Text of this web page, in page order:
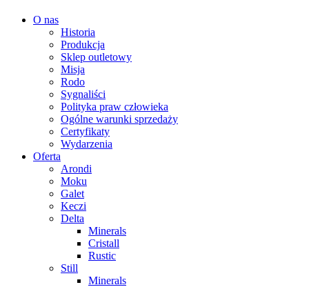
O nas
Historia
Produkcja
Sklep outletowy
Misja
Rodo
Sygnaliści
Polityka praw człowieka
Ogólne warunki sprzedaży
Certyfikaty
Wydarzenia
Oferta
Arondi
Moku
Galet
Keczi
Delta
Minerals
Cristall
Rustic
Still
Minerals